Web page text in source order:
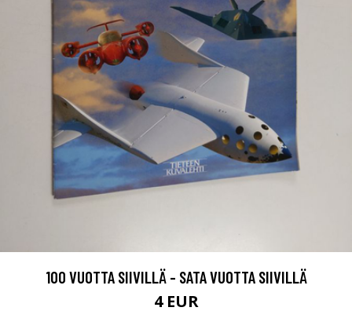
100 VUOTTA SIIVILLÄ - SATA VUOTTA SIIVILLÄ
4 EUR